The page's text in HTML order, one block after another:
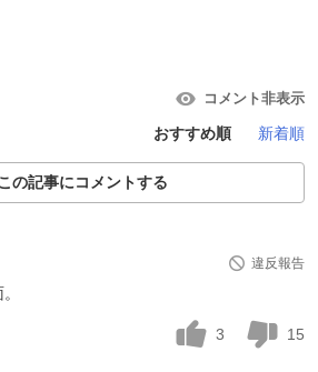
コメント非表示
おすすめ順 新着順
の記事にコメントする
違反報告
3 15